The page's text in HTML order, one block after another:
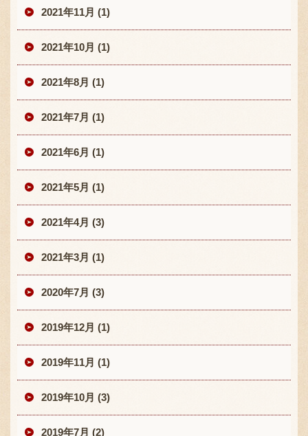
2021年11月 (1)
2021年10月 (1)
2021年8月 (1)
2021年7月 (1)
2021年6月 (1)
2021年5月 (1)
2021年4月 (3)
2021年3月 (1)
2020年7月 (3)
2019年12月 (1)
2019年11月 (1)
2019年10月 (3)
2019年7月 (2)